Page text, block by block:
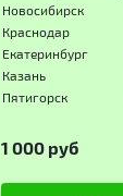
Новосибирск
Краснодар
Екатеринбург
Казань
Пятигорск
1 000 руб